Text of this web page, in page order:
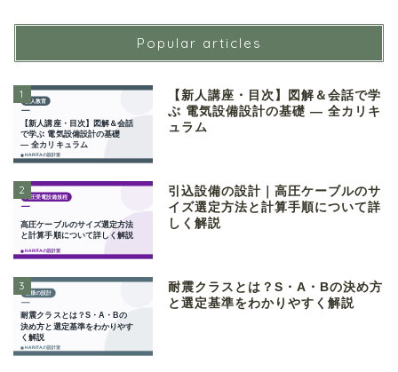
Popular articles
1
【新人講座・目次】図解＆会話で学
ぶ 電気設備設計の基礎 ― 全カリキ
ュラム
2
引込設備の設計｜高圧ケーブルのサ
イズ選定方法と計算手順について詳
しく解説
3
耐震クラスとは？S・A・Bの決め方
と選定基準をわかりやすく解説